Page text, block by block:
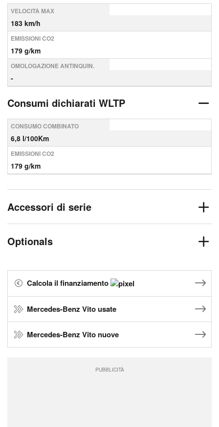
VELOCITÀ MAX
183 km/h
EMISSIONI CO2
179 g/km
OMOLOGAZIONE ANTINQUIN.
-
Consumi dichiarati WLTP
CONSUMO COMBINATO
6,8 l/100Km
EMISSIONI CO2
179 g/km
Accessori di serie
Optionals
Calcola il finanziamento
Mercedes-Benz Vito usate
Mercedes-Benz Vito nuove
PUBBLICITÀ